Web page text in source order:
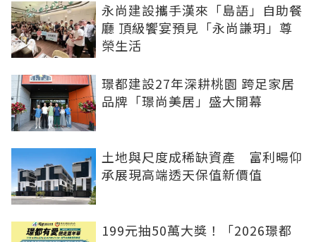
永尚建設攜手漢來「島語」自助餐
廳 頂級饗宴預見「永尚謙玥」尊
榮生活
璟都建設27年深耕桃園 跨足家居
品牌「璟尚美居」盛大開幕
土地與尺度成稀缺資產 富利暘仰
承展現高端透天保值新價值
199元抽50萬大獎！「2026璟都